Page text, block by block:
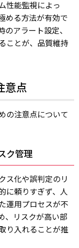
性能監視によっ
める方法が有効で
アラート設定、
ことが、品質維持
意点
の注意点について
ク管理
ス化や誤判定のリ
に頼りすぎず、人
運用プロセスが不
、リスクが高い部
り入れることが推